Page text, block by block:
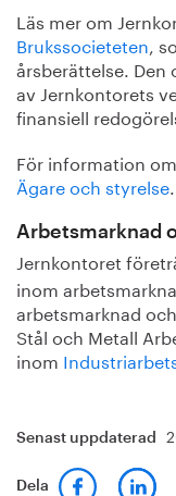
Läs mer om
Brukssocieteten,
årsberättelse.
av Jernkontorets
finansiell
För information
Ägare och styrelse.
Arbetsmarknad
Jernkontoret
inom
arbetsmarknad
Stål och Metall
inom
Senast uppdaterad
Dela